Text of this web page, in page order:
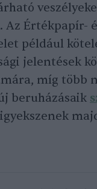
Értékpapír-
például
jelentések
míg több
beruházásaik
igyekszenek